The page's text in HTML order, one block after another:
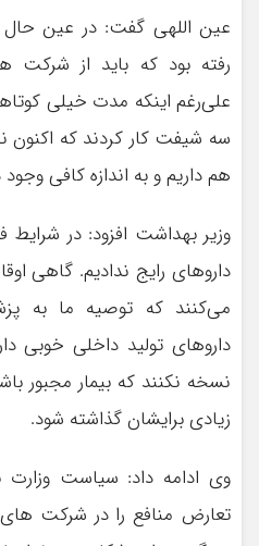
عین اللهی گفت: در عین
رفته بود که باید از شرکت
علی‌رغم اینکه مدت خیلی
سه شیفت کار کردند که اکنون
هم داریم و به اندازه کافی وجود
وزیر بهداشت افزود: در شرایط
داروهای رایج ندادیم. گاهی
می‌کنند که توصیه ما به
داروهای تولید داخلی خوبی
نسخه نکنند که بیمار مجبور
زیادی برایشان گذاشته شود.
وی ادامه داد: سیاست
تعارض منافع را در شرکت های